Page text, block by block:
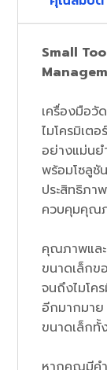
Small
เครื่องมือวั
ไมโครมิเต
อย่างแม่นย
พร้อมโซลูชั
ประสิทธิภา
ควบคุมคุณ
คุณภาพและ
ขนาดเล็กข
จนถึงไมโค
อีกมากมา
ขนาดเล็กทั้